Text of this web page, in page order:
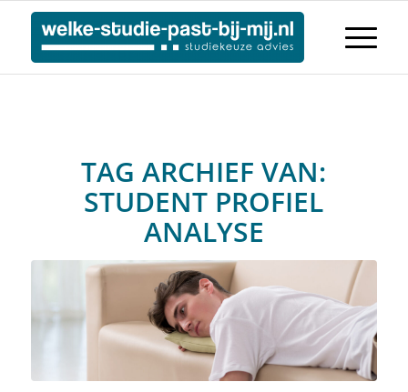
TAG ARCHIEF VAN:
STUDENT PROFIEL
ANALYSE